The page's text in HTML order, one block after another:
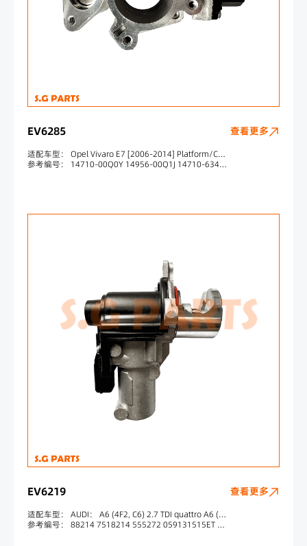
EV6285
适配车型： Opel Vivaro E7 [2006-2014] Platform/Chassis Opel Vivaro F7 [2001-2019] Box Opel Vivaro J7 [2001-2019] Bus Vauxhall Vivaro E7 [2003-2014] Platform/Chassis Vauxhall Vivaro F7 [2001-2014] Box Vauxhall Vivaro J7 [2001-2014] Bus Vauxhall Movano MK II [2010-201
参考编号： 14710-00Q0Y 14956-00Q1J 14710-6341R 14710-5543R 14710-0385R 8200796674 4453017 4400651 95508569 4420704 93168407 93198888
查看更多
EV6219
适配车型： AUDI： A6 (4F2, C6) 2.7 TDI quattro A6 (4F2, C6) 3.0 TDI quattro A6 (4F2, C6) 2.7 TDI A6 (4F2, C6) 2.7 TDI A6 (4F2, C6) 2.7 TDI quattro A6 (4F2, C6) 3.0 TDI quattro A6 Avant (4F5, C6) 2.7 TDI A6 Avant (4F5, C6) 2.7 TDI quattro
参考编号： 88214 7518214 555272 059131515ET 059131515CC 059131515R 059131502B 702132070 70110616 702132020 70110633 059131502G
查看更多